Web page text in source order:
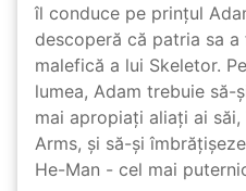
îl conduce pe prințul
descoperă că patria sa
malefică a lui Skeletor.
lumea, Adam trebuie să-
mai apropiați aliați ai
Arms, și să-și
He-Man - cel mai